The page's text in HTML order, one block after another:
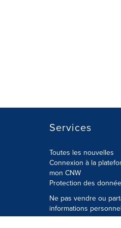
Services
Toutes les nouvelles
Connexion à la
mon CNW
Protection des
Ne pas vendre ou
informations